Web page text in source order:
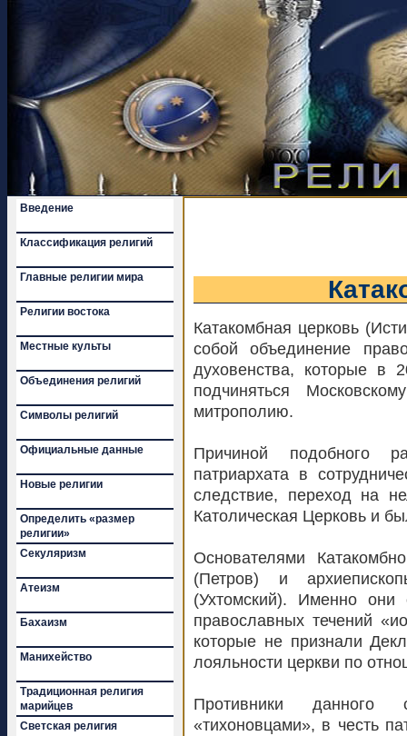
Введение
Классификация религий
Главные религии мира
Религии востока
Местные культы
Объединения религий
Символы религий
Официальные данные
Новые религии
Определить «размер
религии»
Секуляризм
Атеизм
Бахаизм
Манихейство
Традиционная религия
марийцев
Светская религия
Катакомбная церковь
собой объединение
духовенства, которые в
подчиняться
митрополию.
Причиной подобного
патриархата в
следствие, переход на
Католическая Церковь и
Основателями
(Петров) и
(Ухтомский). Именно они
православных течений
которые не признали
лояльности церкви по
Противники
«тихоновцами», в честь